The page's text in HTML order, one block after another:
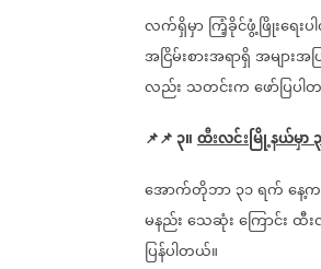
လက်ရှိမှာကြံ့ခိုင်ဖွံ့ဖြိုးရေး
အငြိမ်းစားအရာရှိအများအ
လည်း သတင်းကဖော်ပြပ
📌📌၃။ထီးလင်းမြို့နယ်မှာ၃
အောက်တိုဘာ၃၁ရက်နေ့က
မနည်းသေဆုံးကြောင်းထီး
ပြန်ပါတယ်။